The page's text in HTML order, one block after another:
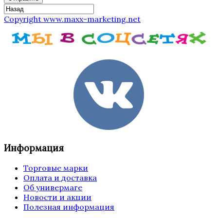
Copyright www.maxx-marketing.net
Информация
Торговые марки
Оплата и доставка
Об универмаге
Новости и акции
Полезная информация